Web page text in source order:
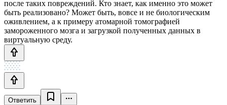
после таких повреждений. Кто знает, как именно это может
быть реализовано? Может быть, вовсе и не биологическим
оживлением, а к примеру атомарной томографией
замороженного мозга и загрузкой полученных данных в
виртуальную среду.
Ответить